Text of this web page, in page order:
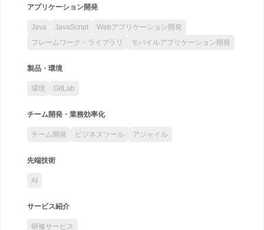
アプリケーション開発
Java JavaScript
Webアプリケーション開発
フレームワーク・ライブラリ
モバイルアプリケーション開発
製品・環境
環境 GitLab
チーム開発・業務効率化
チーム開発 ビジネスツール アジャイル
先端技術
AI
サービス紹介
研修サービス